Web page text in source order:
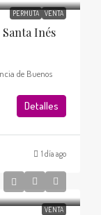
PERMUTA VENTA
Inés
de Buenos
Detalles
1 día ago
VENTA